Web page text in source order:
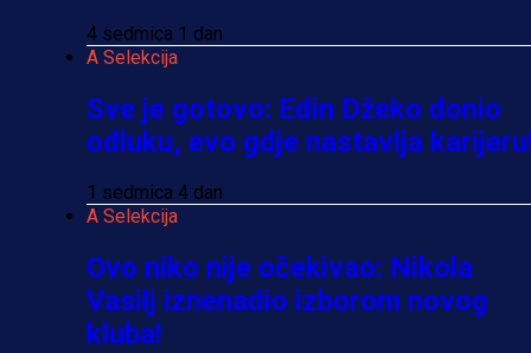
4 sedmica 1 dan
A Selekcija
Sve je gotovo: Edin Džeko donio
odluku, evo gdje nastavlja
1 sedmica 4 dan
A Selekcija
Ovo niko nije očekivao: Nikola
Vasilj iznenadio izborom novog
kluba!